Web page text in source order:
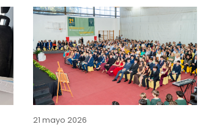
21 mayo 2026